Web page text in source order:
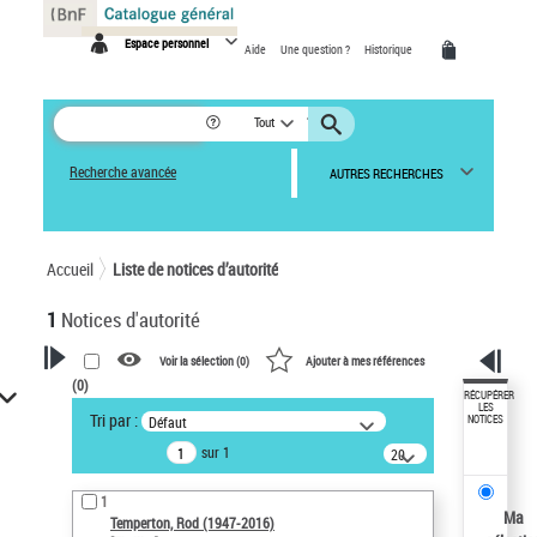
Espace personnel Aide Une question ? Historique
Tout
Recherche avancée AUTRES RECHERCHES
Accueil Liste de notices d’autorité
1 Notices d'autorité
VOTRE RECHERCHE
Recherche avancée dans les
notices d’autorité
Œuvres liées à l'auteur :
Temperton, Rod (1947-2016)
Voir la sélection (0) Ajouter à mes références
(0)
Tri par : Défaut
sur 1
20
résultats/page
1
Temperton, Rod (1947-2016)
RÉCUPÉRER
LES
NOTICES
Ma
Panneau de gestion des cookies